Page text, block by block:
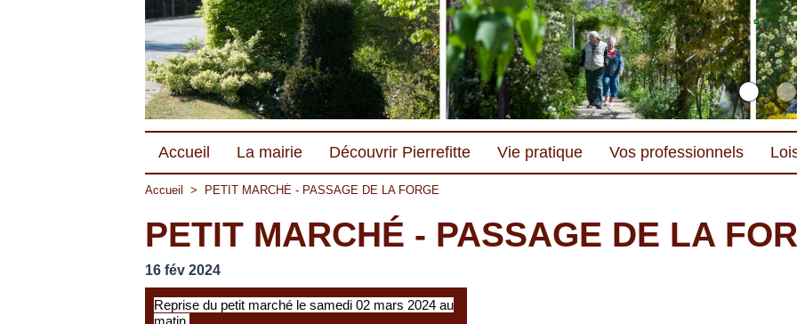
Accueil La mairie Découvrir Pierrefitte Vie pratique Vos professionnels
Accueil > PETIT MARCHÉ - PASSAGE DE LA FORGE
PETIT MARCHÉ - PASSAGE DE LA
16 fév 2024
Reprise du petit marché le samedi 02 mars 2024 au
matin.